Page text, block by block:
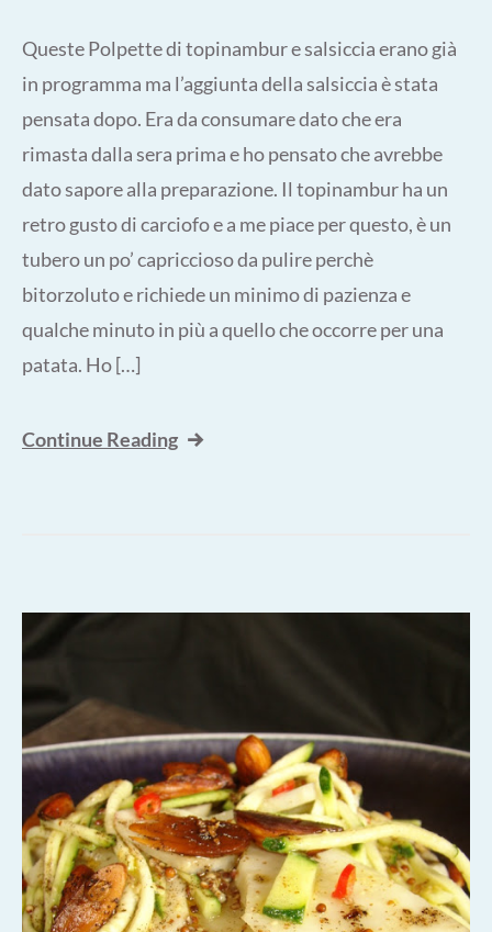
Queste Polpette di topinambur e salsiccia erano già
in programma ma l’aggiunta della salsiccia è stata
pensata dopo. Era da consumare dato che era
rimasta dalla sera prima e ho pensato che avrebbe
dato sapore alla preparazione. Il topinambur ha un
retro gusto di carciofo e a me piace per questo, è un
tubero un po’ capriccioso da pulire perchè
bitorzoluto e richiede un minimo di pazienza e
qualche minuto in più a quello che occorre per una
patata. Ho […]
Continue Reading